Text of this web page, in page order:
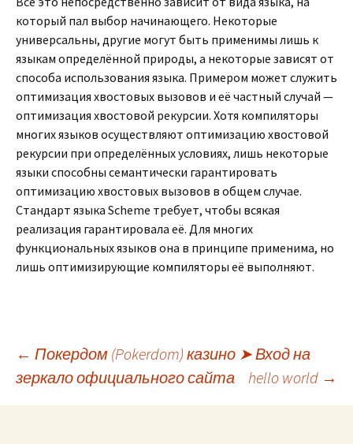
который пал выбор начинающего. Некоторые
универсальны, другие могут быть применимы лишь к
языкам определённой природы, а некоторые зависят от
способа использования языка. Примером может служить
оптимизация хвостовых вызовов и её частный случай —
оптимизация хвостовой рекурсии. Хотя компиляторы
многих языков осуществляют оптимизацию хвостовой
рекурсии при определённых условиях, лишь некоторые
языки способны семантически гарантировать
оптимизацию хвостовых вызовов в общем случае.
Стандарт языка Scheme требует, чтобы всякая
реализация гарантировала её. Для многих
функциональных языков она в принципе применима, но
лишь оптимизирующие компиляторы её выполняют.
Beitrags-
Navigation
← Покердом (Pokerdom) казино ➤ Вход на
зеркало официального сайта
hello world →